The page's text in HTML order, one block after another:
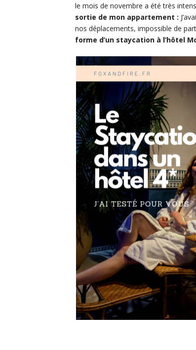
le mois de novembre a été très
sortie de mon appartement :
nos déplacements, impossible de
forme d’un staycation à l’hôtel